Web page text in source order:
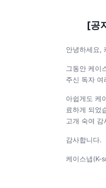
[공
안녕하세요,
그동안 케이
주신 독자 여
아쉽게도 케
료하게 되었
고개 숙여 감
감사합니다.
케이스냅(K-